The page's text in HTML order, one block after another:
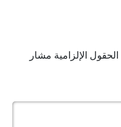
الحقول الإلزامية مشار